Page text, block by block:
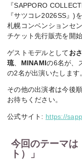
『SAPPORO
『サツコレ2026SS』)
札幌コンベンションセ
チケット先行販売を開
ゲストモデルとして お
琉、 MINAMIの6名が、
の2名が出演いたします
その他の出演者は今後
お待ちください。
公式サイト: https://
今回のテーマは
ト）」